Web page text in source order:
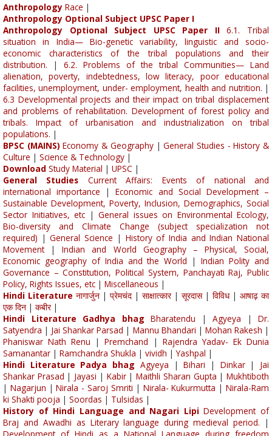
Anthropology Race |
Anthropology Optional Subject UPSC Paper I
Anthropology Optional Subject UPSC Paper II
6.1. Tribal
situation in India— Bio-genetic variability, linguistic and socio-
economic characteristics of the tribal populations and their
distribution. | 6.2. Problems of the tribal Communities— Land
alienation, poverty, indebtedness, low literacy, poor educational
facilities, unemployment, under- employment, health and nutrition. |
6.3 Developmental projects and their impact on tribal displacement
and problems of rehabilitation. Development of forest policy and
tribals. Impact of urbanisation and industrialization on tribal
populations. |
BPSC (MAINS) Economy & Geography|General Studies - History &
Culture | Science & Technology |
Download Study Material | UPSC |
General Studies
Current Affairs: Events of national and
international importance |Economic and Social Development –
Sustainable Development, Poverty, Inclusion, Demographics, Social
Sector Initiatives, etc | General issues on Environmental Ecology,
Bio-diversity and Climate Change (subject specialization not
required) |General Science | History of India and Indian National
Movement|Indian and World Geography – Physical, Social,
Economic geography of India and the World |Indian Polity and
Governance – Constitution, Political System, Panchayati Raj, Public
Policy, Rights Issues, etc | Miscellaneous |
Hindi Literature नागार्जुन | प्रेमचंद | साक्षात्कार| सूरदास| विविध| आषाढ़ का
एक दिन | कबीर|
Hindi Literature Gadhya bhag Bharatendu | Agyeya | Dr.
Satyendra | Jai Shankar Parsad | Mannu Bhandari | Mohan Rakesh |
Phaniswar Nath Renu |Premchand | Rajendra Yadav- Ek Dunia
Samanantar | Ramchandra Shukla | vividh |Yashpal |
Hindi Literature Padya bhag Agyeya |Bihari | Dinkar| Jai
Shankar Prasad | Jayasi | Kabir|Maithli Sharan Gupta |Mukhtiboth
| Nagarjun |Nirala - Saroj Smriti | Nirala- Kukurmutta |Nirala-Ram
ki Shakti pooja | Soordas | Tulsidas |
History of Hindi Language and Nagari Lipi Development of
Braj and Awadhi as Literary language during medieval period. |